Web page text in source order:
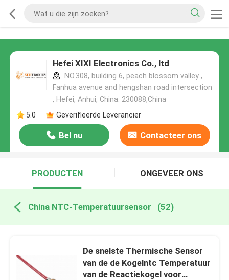
Hefei XIXI Electronics Co., ltd
NO.308, building 6, peach blossom valley ,
Fanhua avenue and hengshan road intersection
, Hefei, Anhui, China. 230088,China
5.0
Geverifieerde Leverancier
Bel nu Contacteer ons
PRODUCTEN ONGEVEER ONS
China NTC-Temperatuursensor (52)
De snelste Thermische Sensor
van de de Kogelntc Temperatuur
van de Reactiekogel voor